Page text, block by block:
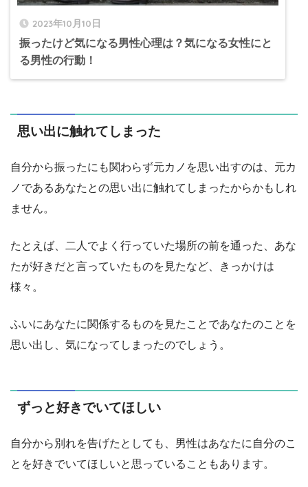
2023年10月10日
振ったけど気になる男性心理は？気になる女性にと
る男性の行動！
思い出に触れてしまった
自分から振ったにも関わらず元カノを思い出すのは、元カ
ノであるあなたとの思い出に触れてしまったからかもしれ
ません。
たとえば、二人でよく行っていた場所の前を通った、あな
たが好きだと言っていたものを見たなど、きっかけは
様々。
ふいにあなたに関係するものを見たことであなたのことを
思い出し、気になってしまったのでしょう。
ずっと好きでいてほしい
自分から別れを告げたとしても、男性はあなたに自分のこ
とを好きでいてほしいと思っていることもあります。